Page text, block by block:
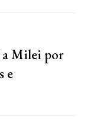
a Milei por
e